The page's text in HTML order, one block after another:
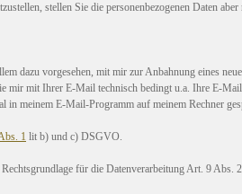
stellen Sie die personenbezogenen Daten
dazu vorgesehen, mit mir zur Anbahnung eines
mit Ihrer E-Mail technisch bedingt u.a. Ihre E-
meinem E-Mail-Programm auf meinem Rechner
1 lit b) und c) DSGVO.
für die Datenverarbeitung Art. 9 Abs.